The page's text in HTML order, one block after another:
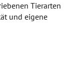
Tierarten
und eigene
und gibt
anwenden